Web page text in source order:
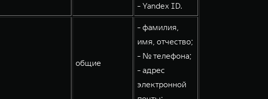
- Yandex ID.
общие
- фамилия,
имя, отчество;
- № телефона;
- адрес
электронной